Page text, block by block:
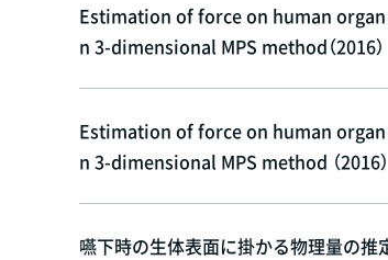
Estimation of force on human
n 3-dimensional MPS method（2016）
Estimation of force on human
n 3-dimensional MPS method （2016）
嚥下時の生体表面に掛かる物理量の推